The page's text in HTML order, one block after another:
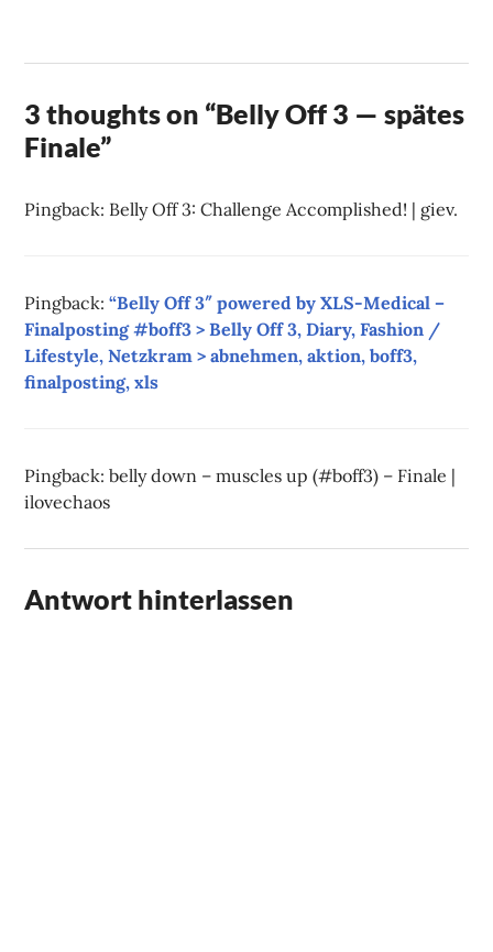
3 thoughts on “Belly Off 3 — spätes
Finale”
Pingback: Belly Off 3: Challenge Accomplished! | giev.
Pingback:“Belly Off 3″ powered by XLS-Medical –
Finalposting #boff3 > Belly Off 3, Diary, Fashion /
Lifestyle, Netzkram > abnehmen, aktion, boff3,
finalposting, xls
Pingback: belly down – muscles up (#boff3) – Finale |
ilovechaos
Antwort hinterlassen